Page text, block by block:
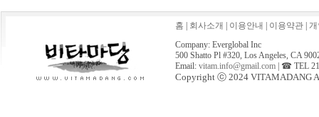
홈 회사소개 이용안내 이용약관| 개
Company: Everglobal Inc
500 Shatto Pl #320, Los Angeles, CA
Email: vitam.info@gmail.com| ☎ TEL
Copyright ⓒ 2024 VITAMADANG